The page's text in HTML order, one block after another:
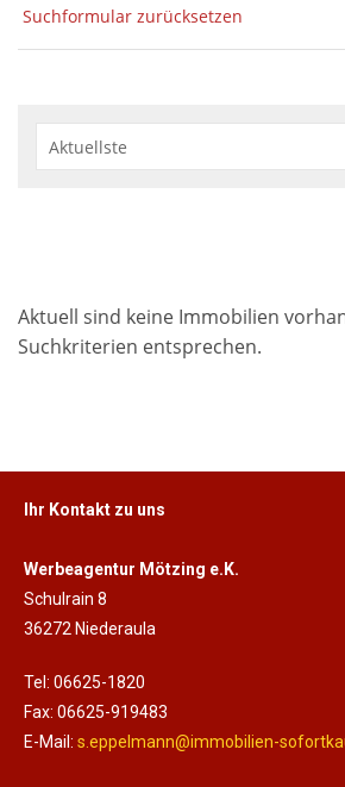
Suchformular zurücksetzen
Aktuell sind keine Immobilien
Suchkriterien entsprechen.
Ihr Kontakt zu uns
Werbeagentur Mötzing e.K.
Schulrain 8
36272 Niederaula
Tel: 06625-1820
Fax: 06625-919483
E-Mail: s.eppelmann@immobilien-